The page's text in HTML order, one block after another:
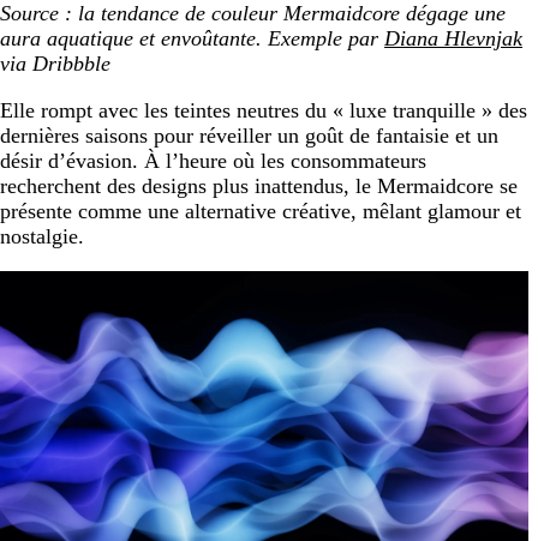
Source : la tendance de couleur Mermaidcore dégage une
aura aquatique et envoûtante. Exemple par Diana Hlevnjak
via Dribbble
Elle rompt avec les teintes neutres du « luxe tranquille » des
dernières saisons pour réveiller un goût de fantaisie et un
désir d’évasion. À l’heure où les consommateurs
recherchent des designs plus inattendus, le Mermaidcore se
présente comme une alternative créative, mêlant glamour et
nostalgie.